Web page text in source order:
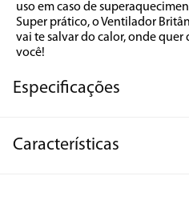
uso em caso de
Super prático, o Ventilador
vai te salvar do calor, onde quer
você!
Especificações
Características